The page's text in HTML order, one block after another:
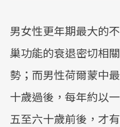
男女性更年期最大的
巢功能的衰退密切相
勢；而男性荷爾蒙中
十歲過後，每年約以
五至六十歲前後，才